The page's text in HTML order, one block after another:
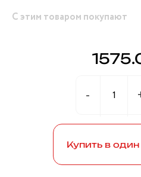
С этим товаром покупают
Герметик универсальный
BROS
Купить в